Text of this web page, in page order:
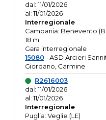
dal: 11/01/2026
al: 11/01/2026
Interregionale
Campania: Benevento
18 m
Gara interregionale
15080- ASD Arcieri
Giordano, Carmine
R2616003
dal: 11/01/2026
al: 11/01/2026
Interregionale
Puglia: Veglie (LE)